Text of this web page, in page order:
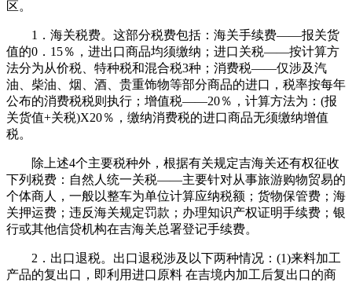
区。
1．海关税费。这部分税费包括：海关手续费——报关货
值的0．15％，进出口商品均须缴纳；进口关税——按计算方
法分为从价税、特种税和混合税3种；消费税——仅涉及汽
油、柴油、烟、酒、贵重饰物等部分商品的进口，税率按每年
公布的消费税税则执行；增值税——20％，计算方法为：(报
关货值+关税)X20％，缴纳消费税的进口商品无须缴纳增值
税。
除上述4个主要税种外，根据有关规定吉海关还有权征收
下列税费：自然人统一关税——主要针对从事旅游购物贸易的
个体商人，一般以整车为单位计算应纳税额；货物保管费；海
关押运费；违反海关规定罚款；办理知识产权证明手续费；银
行或其他信贷机构在吉海关总署登记手续费。
2．出口退税。出口退税涉及以下两种情况：(1)来料加工
产品的复出口，即利用进口原料 在吉境内加工后复出口的商